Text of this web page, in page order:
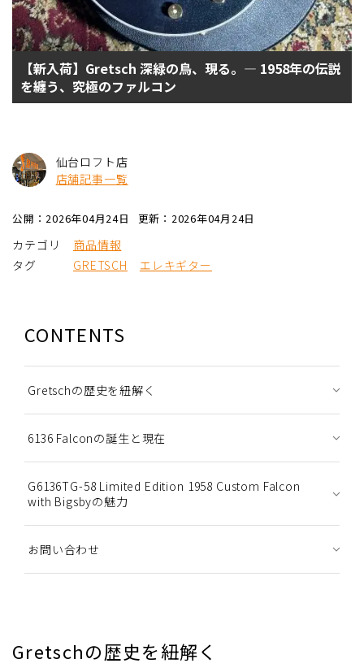
【新入荷】Gretsch 深緑の鳥、現る。— 1958年の伝説
を纏う、究極のファルコン
仙台ロフト店
店舗記事一覧
公開：2026年04月24日 更新：2026年04月24日
カテゴリ
商品情報
タグ
GRETSCH エレキギター
CONTENTS
Gretschの歴史を紐解く
6136 Falconの誕生と現在
G6136TG-58 Limited Edition 1958 Custom Falcon
with Bigsbyの魅力
お問い合わせ
Gretschの歴史を紐解く